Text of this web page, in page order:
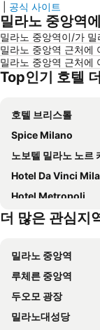
공식 사이트
밀라노 중앙역
밀라노 중앙역이/가
밀라노 중앙역 근처에
밀라노 중앙역 근처에
Top인기 호텔
호텔 브리스톨
Spice Milano
노보텔 밀라노 노르
Hotel Da Vinci
Hotel Metropoli
INNSiDE Milano
Hotel Mythos
ibis Milano Centro
코스모 호텔 팰리스
Hotel Manin
더 많은 관심지
밀라노 중앙역
루체른 중앙역
두오모 광장
밀라노대성당